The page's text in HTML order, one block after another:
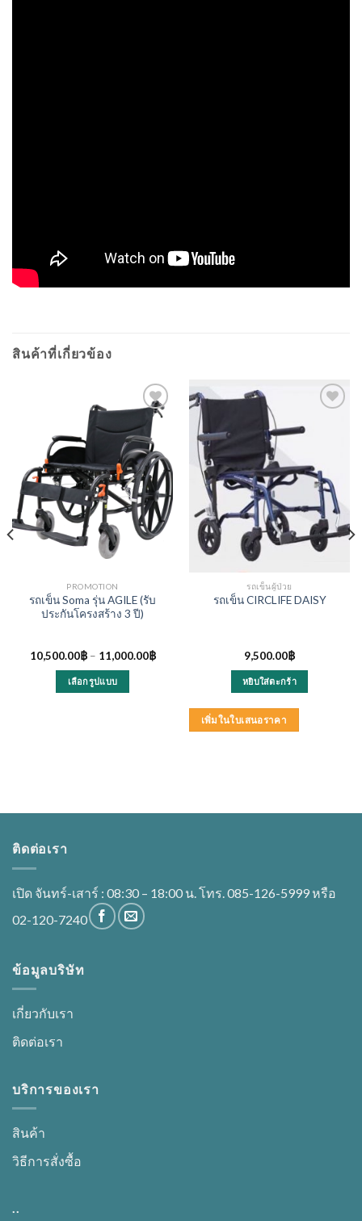
สินค้าที่เกี่ยวข้อง
PROMOTION
รถเข็น Soma รุ่น AGILE (รับ
ประกันโครงสร้าง 3 ปี)
10,500.00฿– 11,000.00฿
เลือกรูปแบบ
the
product
page
รถเข็นผู้ป่วย
รถเข็น CIRCLIFE DAISY
9,500.00฿
หยิบใส่ตะกร้า
เพิ่มในใบเสนอราคา
ติดต่อเรา
เปิด จันทร์-เสาร์ : 08:30 – 18:00 น. โทร. 085-126-5999 หรือ
02-120-7240
ข้อมูลบริษัท
เกี่ยวกับเรา
ติดต่อเรา
บริการของเรา
สินค้า
วิธีการสั่งซื้อ
..